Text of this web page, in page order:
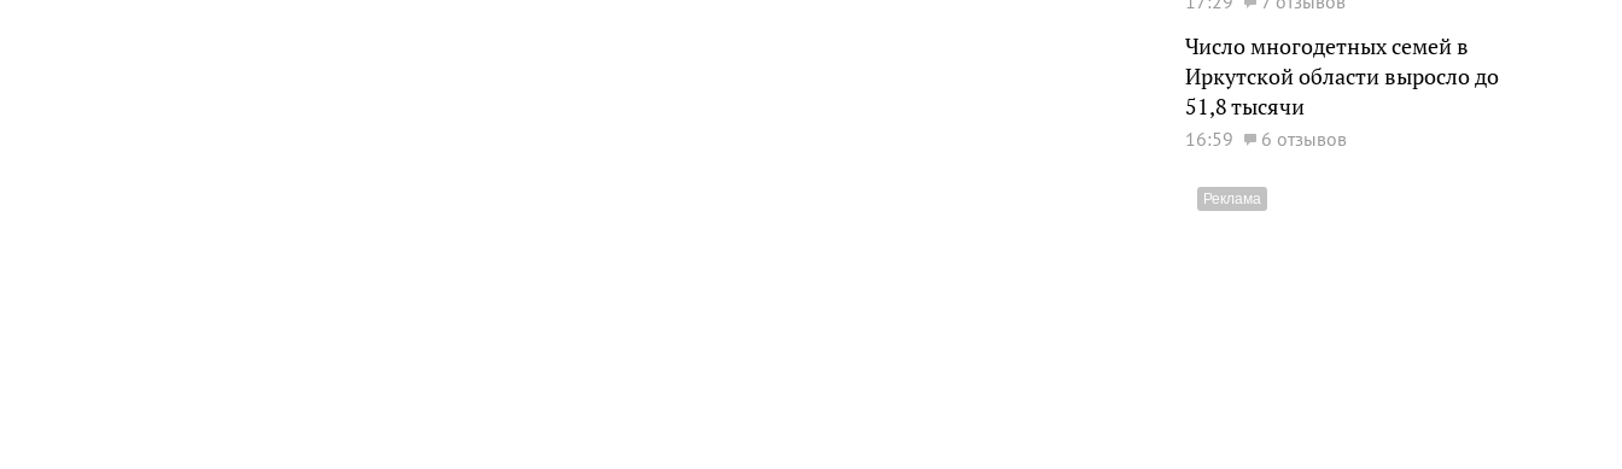
Число многодетных семей в
Иркутской области выросло до
51,8 тысячи
16:59 6 отзывов